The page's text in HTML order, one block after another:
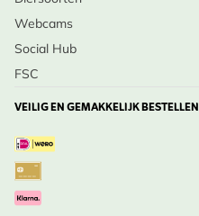
Webcams
Social Hub
FSC
VEILIG EN GEMAKKELIJK BESTELLEN